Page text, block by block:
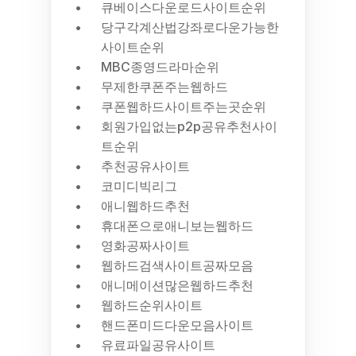
큐베이스다운로드사이트순위
당구각계산법강좌로다운가능한
사이트순위
MBC종영드라마순위
무제한쿠폰주는웹하드
쿠폰웹하드사이트주는곳순위
회원가입없는p2p공유추천사이
트순위
추천공유사이트
코미디빅리그
애니웹하드추천
휴대폰으로애니보는웹하드
영화공짜사이트
웹하드검색사이트공짜모음
애니메이션많은웹하드추천
웹하드순위사이트
핸드폰미드다운모음사이트
유료파일공유사이트